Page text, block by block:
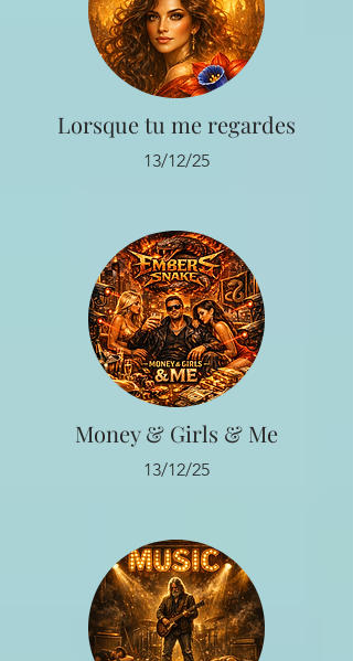
Lorsque tu me regardes
13/12/25
Money & Girls & Me
13/12/25